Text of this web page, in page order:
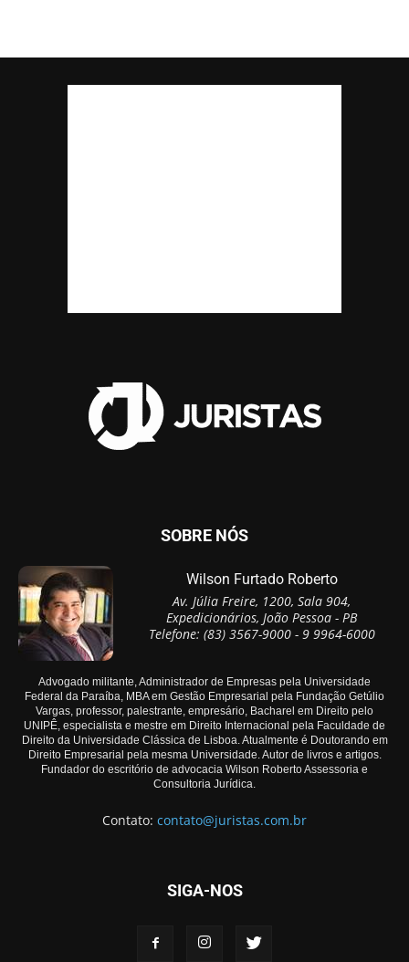
SOBRE NÓS
Wilson Furtado Roberto
Av. Júlia Freire, 1200, Sala 904,
Expedicionários, João Pessoa - PB
Telefone: (83) 3567-9000 - 9 9964-6000
Advogado militante, Administrador de Empresas pela Universidade
Federal da Paraíba, MBA em Gestão Empresarial pela Fundação Getúlio
Vargas, professor, palestrante, empresário, Bacharel em Direito pelo
UNIPÊ, especialista e mestre em Direito Internacional pela Faculdade de
Direito da Universidade Clássica de Lisboa. Atualmente é Doutorando em
Direito Empresarial pela mesma Universidade. Autor de livros e artigos.
Fundador do escritório de advocacia Wilson Roberto Assessoria e
Consultoria Jurídica.
Contato: contato@juristas.com.br
SIGA-NOS